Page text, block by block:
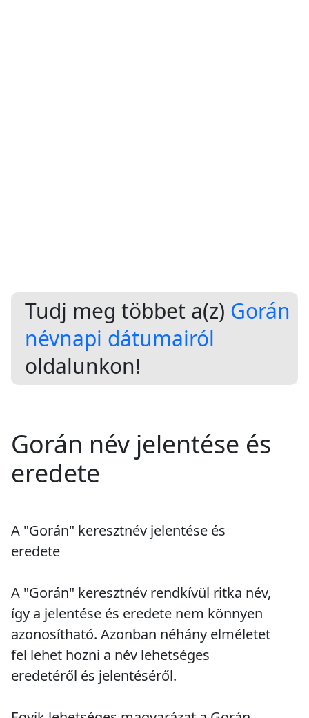
Tudj meg többet a(z) Gorán
névnapi dátumairól
oldalunkon!
Gorán név jelentése és
eredete
A "Gorán" keresztnév jelentése és
eredete
A "Gorán" keresztnév rendkívül ritka név,
így a jelentése és eredete nem könnyen
azonosítható. Azonban néhány elméletet
fel lehet hozni a név lehetséges
eredetéről és jelentéséről.